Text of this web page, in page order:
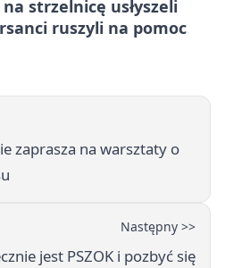
strzelnicę usłyszeli
ruszyli na pomoc
zaprasza na warsztaty o
Następny >>
jest PSZOK i pozbyć się